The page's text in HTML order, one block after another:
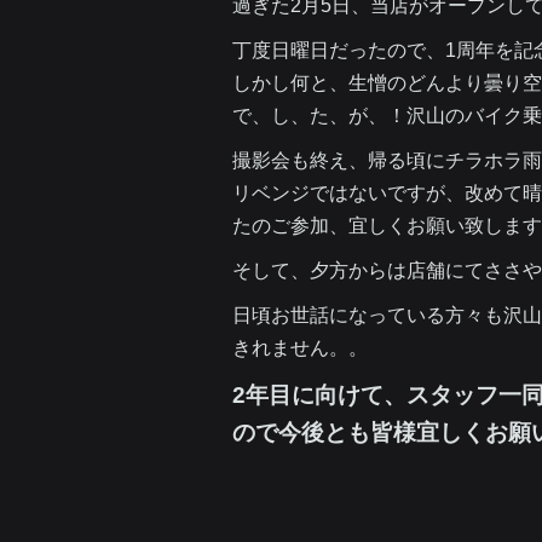
過ぎた2月5日、当店がオープンし
丁度日曜日だったので、1周年を
しかし何と、生憎のどんより曇り
で、し、た、が、！沢山のバイク
撮影会も終え、帰る頃にチラホラ
リベンジではないですが、改めて
たのご参加、宜しくお願い致しま
そして、夕方からは店舗にてささ
日頃お世話になっている方々も沢
きれません。。
2年目に向けて、スタッフ一
ので今後とも皆様宜しくお願